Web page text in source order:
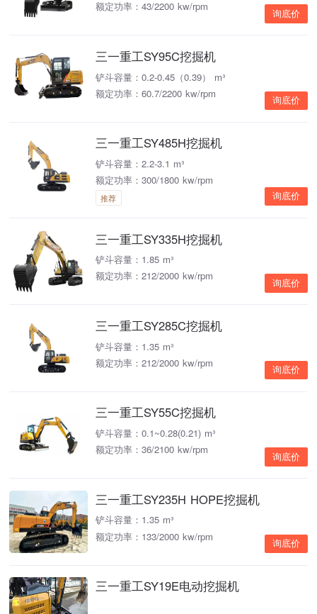
额定功率：43/2200 kw/rpm
询底价
三一重工SY95C挖掘机
铲斗容量：0.2-0.45（0.39） m³
额定功率：60.7/2200 kw/rpm
询底价
三一重工SY485H挖掘机
铲斗容量：2.2-3.1 m³
额定功率：300/1800 kw/rpm
推荐 询底价
三一重工SY335H挖掘机
铲斗容量：1.85 m³
额定功率：212/2000 kw/rpm
询底价
三一重工SY285C挖掘机
铲斗容量：1.35 m³
额定功率：212/2000 kw/rpm
询底价
三一重工SY55C挖掘机
铲斗容量：0.1~0.28(0.21) m³
额定功率：36/2100 kw/rpm
询底价
三一重工SY235H HOPE挖掘机
铲斗容量：1.35 m³
额定功率：133/2000 kw/rpm
询底价
三一重工SY19E电动挖掘机